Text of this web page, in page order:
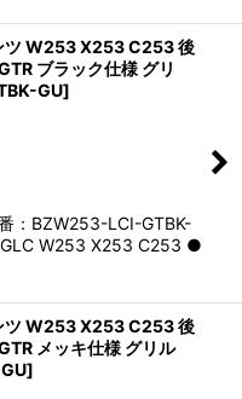
ツ W253 X253 C253 後
ブラック仕様 グリ
GU]
：BZW253-LCI-GTBK-
W253 X253 C253 ●
ツ W253 X253 C253 後
メッキ仕様 グリル
]